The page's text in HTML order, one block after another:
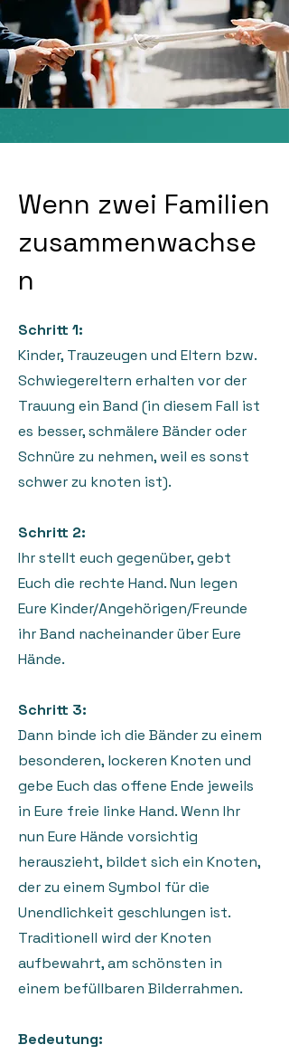
Wenn zwei Familien
zusammenwachse
n
Schritt 1:
Kinder, Trauzeugen und Eltern bzw.
Schwiegereltern erhalten vor der
Trauung ein Band (in diesem Fall ist
es besser, schmälere Bänder oder
Schnüre zu nehmen, weil es sonst
schwer zu knoten ist).
Schritt 2:
Ihr stellt euch gegenüber, gebt
Euch die rechte Hand. Nun legen
Eure Kinder/Angehörigen/Freunde
ihr Band nacheinander über Eure
Hände.
Schritt 3:
Dann binde ich die Bänder zu einem
besonderen, lockeren Knoten und
gebe Euch das offene Ende jeweils
in Eure freie linke Hand. Wenn Ihr
nun Eure Hände vorsichtig
herauszieht, bildet sich ein Knoten,
der zu einem Symbol für die
Unendlichkeit geschlungen ist.
Traditionell wird der Knoten
aufbewahrt, am schönsten in
einem befüllbaren Bilderrahmen.
Bedeutung: